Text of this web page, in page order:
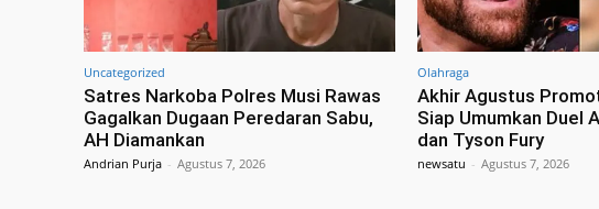
Uncategorized
Satres Narkoba Polres Musi Rawas
Gagalkan Dugaan Peredaran Sabu,
AH Diamankan
Andrian Purja - Agustus 7, 2026
Olahraga
Akhir Agustus
Siap Umumkan Duel
dan Tyson Fury
newsatu - Agustus 7, 2026